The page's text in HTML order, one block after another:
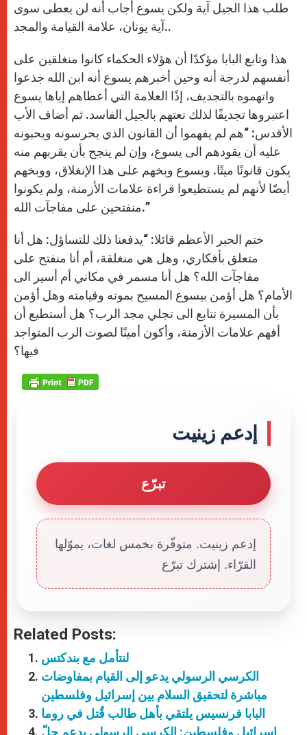
طلب هذا الجيل آية ولكن يسوع أجاب أنه لن يعطى سوى
آية يونان، علامة القيامة والمجد..
هذا وتابع البابا مؤكدًا أن هؤلاء الحكماء كانوا منغلقين على
أنفسهم لدرجة أنه وحين أخبرهم يسوع أنه ابن الله جذعوا
واتهموه بالتجديف، إذًا العلامة التي أعطاهم إياها يسوع
اعتبروها تجديفًا لذلك نعتهم بالجيل الفاسد. ثم أضاف الأب
الأقدس: “هم لم يفهموا أن القانون الذي يحرسونه ويحبونه
عليه أن يقودهم الى يسوع، وإن لم ينجح بأن يقربهم منه
يكون قانونًا ميتًا. ويسوع وبخهم على هذا الإنغلاق، ووبخهم
أيضًا لأنهم لم يستطيعوا قراءة علامات الأزمنة، ولم يكونوا
منفتحين على مفاجآت الله.”
ختم الحبر الأعظم قائلا: “يدفعنا ذلك للتساؤل: هل أنا
متعلق بأفكاري، وهل هي منغلقة، أم أنا منفتح على
مفاجآت الله؟ هل أنا مسمر في مكاني أم أسير الى
الأمام؟ هل أؤمن بيسوع المسيح بموته وقيامته وهل أؤمن
بأن المسيرة تتابع الى تجلي مجد الرب؟ هل أستطيع أن
أفهم علامات الأزمنة، وأكون أمينًا لصوت الرب المتواجد
إدعم زينيت
تبرّع
إدعم زينيت. متوفّرة بخمس لغات، يموّلها
القرّاء. إشترك تبرّع
Related Posts:
لنتأمل مع بندكتس
الكرسي الرسولي يدعو إلى القيام بمفاوضات
مباشرة لتحقيق السلام بين إسرائيل وفلسطين
البابا فرنسيس يلتقي بأهل طالب قُتل في روما
إسرائيل وفلسطين: الكرسي الرسولي يدعم حلّ